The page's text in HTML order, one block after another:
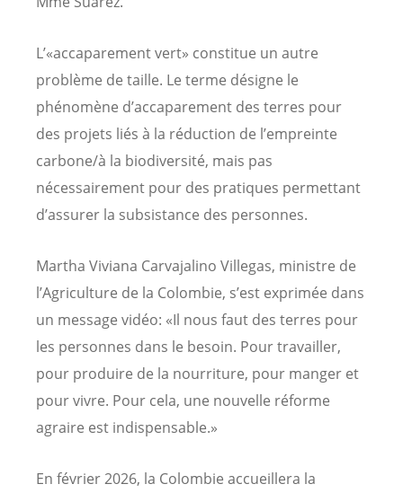
L’«accaparement vert» constitue un autre
problème de taille. Le terme désigne le
phénomène d’accaparement des terres pour
des projets liés à la réduction de l’empreinte
carbone/à la biodiversité, mais pas
nécessairement pour des pratiques permettant
d’assurer la subsistance des personnes.
Martha Viviana Carvajalino Villegas, ministre de
l’Agriculture de la Colombie, s’est exprimée dans
un message vidéo: «Il nous faut des terres pour
les personnes dans le besoin. Pour travailler,
pour produire de la nourriture, pour manger et
pour vivre. Pour cela, une nouvelle réforme
agraire est indispensable.»
En février 2026, la Colombie accueillera la